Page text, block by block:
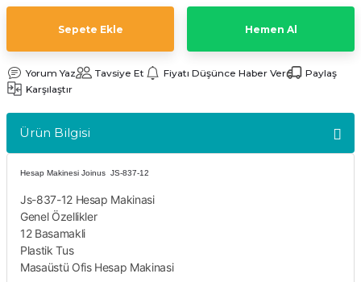
Sepete Ekle Hemen Al
Yorum Yaz Tavsiye Et Fiyatı Düşünce Haber Ver
Paylaş
Karşılaştır
Ürün Bilgisi
Hesap Makinesi Joinus JS-837-12
Js-837-12 Hesap Makinasi
Genel Özellikler
12 Basamakli
Plastik Tus
Masaüstü Ofis Hesap Makinasi